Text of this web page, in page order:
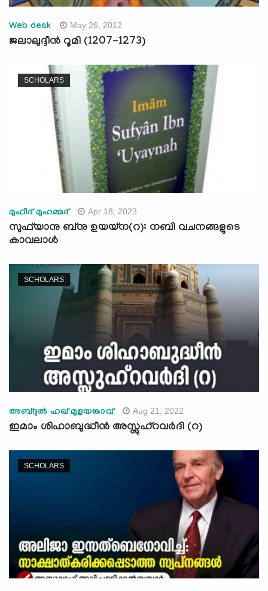
Web desk May 26, 2012
ജലാലുദ്ദീന്‍ റൂമി (1207-1273)
SCHOLARS
മുഫീദ് മുഹമ്മദ് Apr 18, 2023
സുഫ്‍യാനു ബ്നു ഉയയ്ന(റ): നബി വചനങ്ങളുടെ
കാവലാള്‍
SCHOLARS
അബ്ദുല്‍ ഹഖ് മുളയങ്കാവ് Aug 21, 2022
ഇമാം ശിഹാബുദ്ധീന്‍ അസ്സുഹ്‌റവര്‍ദി (റ)
SCHOLARS